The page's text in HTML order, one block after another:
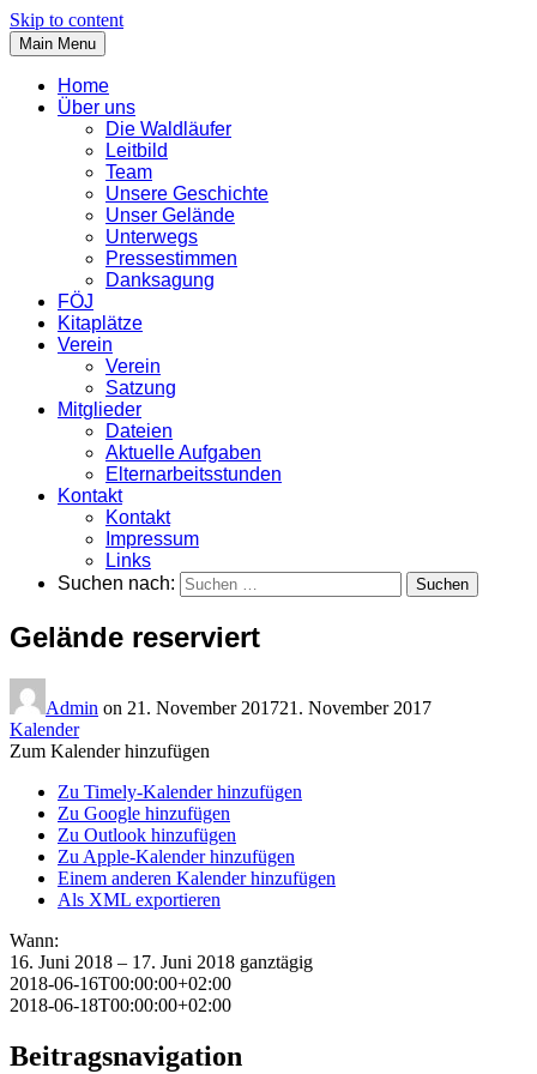
Skip to content
Main Menu
Home
Über uns
Die Waldläufer
Leitbild
Team
Unsere Geschichte
Unser Gelände
Unterwegs
Pressestimmen
Danksagung
FÖJ
Kitaplätze
Verein
Verein
Satzung
Mitglieder
Dateien
Aktuelle Aufgaben
Elternarbeitsstunden
Kontakt
Kontakt
Impressum
Links
Suchen nach:
Gelände reserviert
Admin on 21. November 201721. November 2017
Kalender
Zum Kalender hinzufügen
Zu Timely-Kalender hinzufügen
Zu Google hinzufügen
Zu Outlook hinzufügen
Zu Apple-Kalender hinzufügen
Einem anderen Kalender hinzufügen
Als XML exportieren
Wann:
16. Juni 2018 – 17. Juni 2018 ganztägig
2018-06-16T00:00:00+02:00
2018-06-18T00:00:00+02:00
Beitragsnavigation